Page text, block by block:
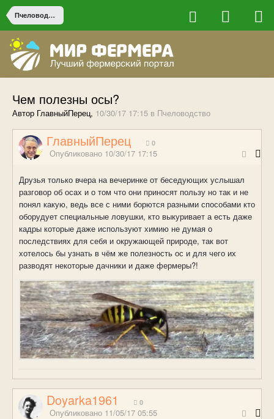
Пчеловодство
Чем полезны осы?
Автор ГлавныйПерец, 10/30/17 17:15 в Пчеловодство
ГлавныйПерец 0
Опубликовано 10/30/17 17:15
Друзья только вчера на вечеринке от беседующих услышал
разговор об осах и о том что они приносят пользу но так и не
понял какую, ведь все с ними борются разными способами кто
оборудует специальные ловушки, кто выкуривает а есть даже
кадры которые даже используют химию не думая о
последствиях для себя и окружающей природе, так вот
хотелось бы узнать в чём же полезность ос и для чего их
разводят некоторые дачники и даже фермеры?!
Doyarka1961 0
Опубликовано 11/05/17 05:55